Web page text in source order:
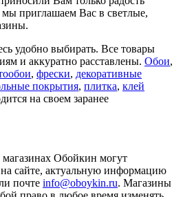
приглашаем Вас в светлые,
удобно выбирать. Все товары
и аккуратно расставлены. Обои,
, фрески, декоративные
покрытия, плитка, клей
на своем заранее
Обойкин могут
на сайте, актуальную информацию
почте info@oboykin.ru. Магазины